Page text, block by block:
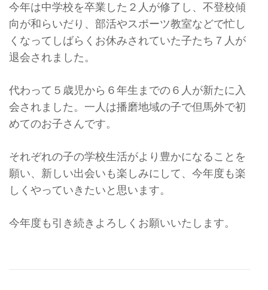
今年は中学校を卒業した２人が修了し、不登校傾
向が和らいだり、部活やスポーツ教室などで忙し
くなってしばらくお休みされていた子たち７人が
退会されました。
代わって５歳児から６年生までの６人が新たに入
会されました。一人は播磨地域の子で但馬外で初
めてのお子さんです。
それぞれの子の学校生活がより豊かになることを
願い、新しい出会いも楽しみにして、今年度も楽
しくやっていきたいと思います。
今年度も引き続きよろしくお願いいたします。